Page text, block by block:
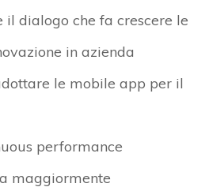
il dialogo che fa crescere le
in azienda
le mobile app per il
performance
maggiormente